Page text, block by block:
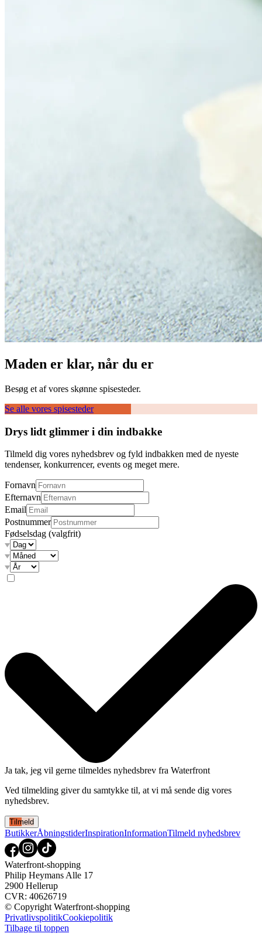
Maden er klar, når du er
Besøg et af vores skønne spisesteder.
Se alle vores spisesteder
Drys lidt glimmer i din indbakke
Tilmeld dig vores nyhedsbrev og fyld indbakken med de nyeste
tendenser, konkurrencer, events og meget mere.
Fornavn
Efternavn
Email
Postnummer
Fødselsdag (valgfrit)
Ja tak, jeg vil gerne tilmeldes nyhedsbrev fra Waterfront
Ved tilmelding giver du samtykke til, at vi må sende dig vores
nyhedsbrev.
Tilmeld
ButikkerÅbningstiderInspirationInformationTilmeld nyhedsbrev
Waterfront-shopping
Philip Heymans Alle 17
2900 Hellerup
CVR: 40626719
© Copyright Waterfront-shopping
PrivatlivspolitikCookiepolitik
Tilbage til toppen